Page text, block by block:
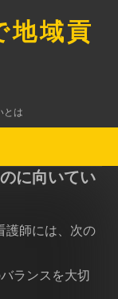
地域貢
とは
に向いてい
護師には、次の
ランスを大切